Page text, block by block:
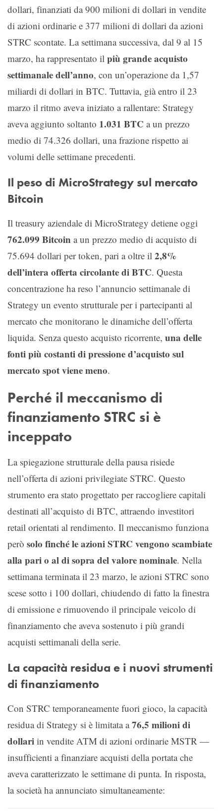
dollari, finanziati da 900 milioni di dollari in vendite
di azioni ordinarie e 377 milioni di dollari da azioni
STRC scontate. La settimana successiva, dal 9 al 15
marzo, ha rappresentato il più grande acquisto
settimanale dell’anno, con un’operazione da 1,57
miliardi di dollari in BTC. Tuttavia, già entro il 23
marzo il ritmo aveva iniziato a rallentare: Strategy
aveva aggiunto soltanto 1.031 BTC a un prezzo
medio di 74.326 dollari, una frazione rispetto ai
volumi delle settimane precedenti.
Il peso di MicroStrategy sul mercato
Bitcoin
Il treasury aziendale di MicroStrategy detiene oggi
762.099 Bitcoin a un prezzo medio di acquisto di
75.694 dollari per token, pari a oltre il 2,8%
dell’intera offerta circolante di BTC. Questa
concentrazione ha reso l’annuncio settimanale di
Strategy un evento strutturale per i partecipanti al
mercato che monitorano le dinamiche dell’offerta
liquida. Senza questo acquisto ricorrente, una delle
fonti più costanti di pressione d’acquisto sul
mercato spot viene meno.
Perché il meccanismo di
finanziamento STRC si è
inceppato
La spiegazione strutturale della pausa risiede
nell’offerta di azioni privilegiate STRC. Questo
strumento era stato progettato per raccogliere capitali
destinati all’acquisto di BTC, attraendo investitori
retail orientati al rendimento. Il meccanismo funziona
però solo finché le azioni STRC vengono scambiate
alla pari o al di sopra del valore nominale. Nella
settimana terminata il 23 marzo, le azioni STRC sono
scese sotto i 100 dollari, chiudendo di fatto la finestra
di emissione e rimuovendo il principale veicolo di
finanziamento che aveva sostenuto i più grandi
acquisti settimanali della serie.
La capacità residua e i nuovi strumenti
di finanziamento
Con STRC temporaneamente fuori gioco, la capacità
residua di Strategy si è limitata a76,5 milioni di
dollari in vendite ATM di azioni ordinarie MSTR —
insufficienti a finanziare acquisti della portata che
aveva caratterizzato le settimane di punta. In risposta,
la società ha annunciato simultaneamente: